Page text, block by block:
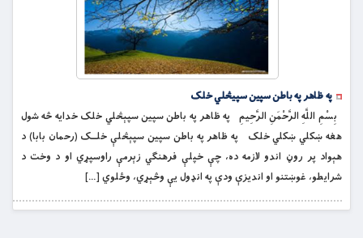
په ظاهر په باطن سپین سپیڅلي خلک
بِسْمِ اللَّهِ الرَّحْمَنِ الرَّحِيمِ په ظاهر په باطن سپین سپېڅلي خلک خدایه څه شول
هغه ښکلي ښکلي خلک په ظاهر په باطن سپین سپېڅلې خلــک (رحمان بابا) د
هېواد پر روڼ اندو لازمه ده، چې خپلې فرهنګي زېرمې راوسپړي او د وخت د
شرایطو، غوښتنو او اندیزې ودې په انډول یې وڅېړي، وځلوي […]